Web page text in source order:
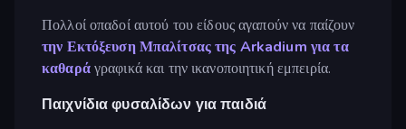
Πολλοί οπαδοί αυτού του είδους αγαπούν να παίζουν
την Εκτόξευση Μπαλίτσας της Arkadium για τα
καθαράγραφικά και την ικανοποιητική εμπειρία.
Παιχνίδια φυσαλίδων για παιδιά